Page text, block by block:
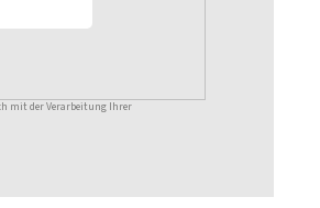
mit der Verarbeitung Ihrer